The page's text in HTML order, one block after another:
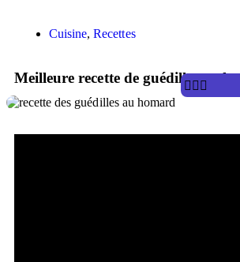
Cuisine,Recettes
Meilleure recette de guédilles au